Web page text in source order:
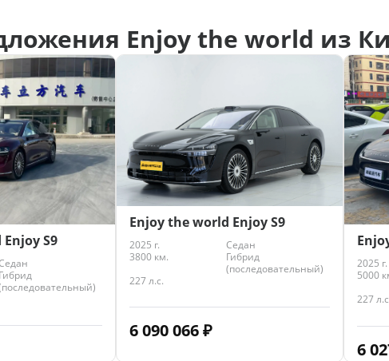
Enjoy the world из
S9
Гибрид
Enjoy the world Enjoy S9
2025 г.
Седан
3800 км.
Гибрид
(последовательный)
227 л.с.
6 090 066₽
2025 г.
5000
227
6